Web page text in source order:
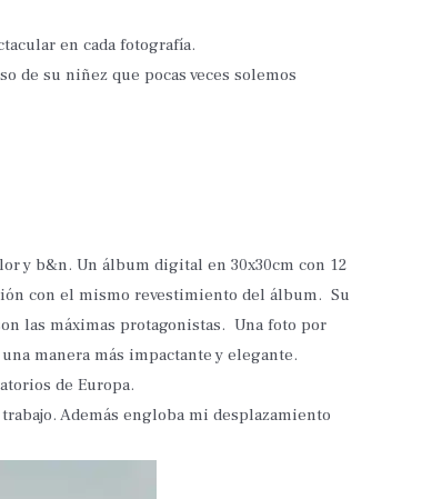
en cada fotografía.
de su niñez que pocas veces solemos
y b&n. Un álbum digital en 30x30cm con 12
con el mismo revestimiento del álbum. Su
las máximas protagonistas. Una foto por
manera más impactante y elegante.
de Europa.
Además engloba mi desplazamiento